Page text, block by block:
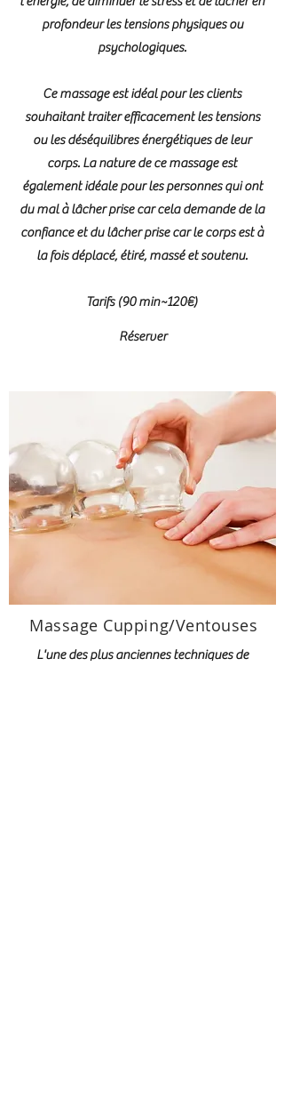
profondeur les tensions physiques ou
psychologiques.
Ce massage est idéal pour les clients
souhaitant traiter efficacement les tensions
ou les déséquilibres énergétiques de leur
corps. La nature de ce massage est
également idéale pour les personnes qui ont
du mal à lâcher prise car cela demande de la
confiance et du lâcher prise car le corps est à
la fois déplacé, étiré, massé et soutenu.
Tarifs (90 min~120€)
Réserver
Massage Cupping/Ventouses
L'une des plus anciennes techniques de